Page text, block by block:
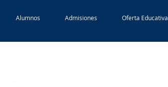
Alumnos Admisiones Oferta Educativa